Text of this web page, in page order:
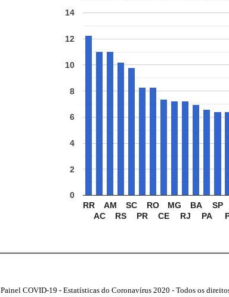
RR
AC
AM
RS
SC
PR
RO
CE
MG
RJ
BA
PA
SP
0
2
4
6
8
10
12
14
Painel COVID-19 - Estatísticas do Coronavírus 2020 - Todos os